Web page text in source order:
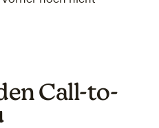
Call-to-